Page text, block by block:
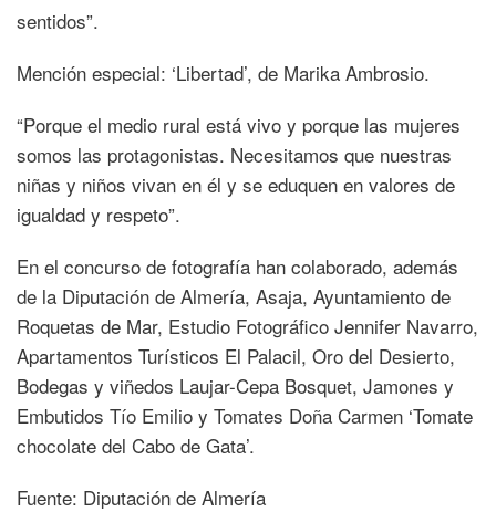
sentidos”.
Mención especial: ‘Libertad’, de Marika Ambrosio.
“Porque el medio rural está vivo y porque las mujeres
somos las protagonistas. Necesitamos que nuestras
niñas y niños vivan en él y se eduquen en valores de
igualdad y respeto”.
En el concurso de fotografía han colaborado, además
de la Diputación de Almería, Asaja, Ayuntamiento de
Roquetas de Mar, Estudio Fotográfico Jennifer Navarro,
Apartamentos Turísticos El Palacil, Oro del Desierto,
Bodegas y viñedos Laujar-Cepa Bosquet, Jamones y
Embutidos Tío Emilio y Tomates Doña Carmen ‘Tomate
chocolate del Cabo de Gata’.
Fuente: Diputación de Almería